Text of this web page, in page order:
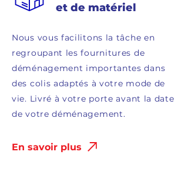
et de matériel
Nous vous facilitons la tâche en
regroupant les fournitures de
déménagement importantes dans
des colis adaptés à votre mode de
vie. Livré à votre porte avant la date
de votre déménagement.
En savoir plus